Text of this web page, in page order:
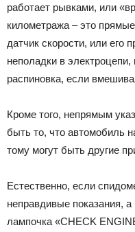
работает рывками, или
километража – это
датчик скорости, или его
неполадки в
распиновка, если
Кроме того, непрямым
быть то, что автомобиль
тому могут быть другие
Естественно, если
неправдивые показания,
лампочка «CHECK